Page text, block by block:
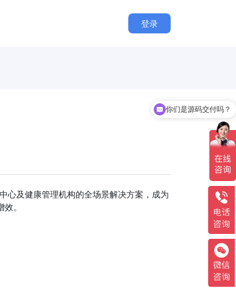
登录
及健康管理机构的全场景解决方案，成为
。
你们是源码交付吗？